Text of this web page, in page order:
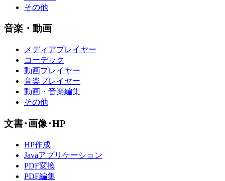
その他
音楽・動画
メディアプレイヤー
コーデック
動画プレイヤー
音楽プレイヤー
動画・音楽編集
その他
文書･画像･HP
HP作成
Javaアプリケーション
PDF変換
PDF編集